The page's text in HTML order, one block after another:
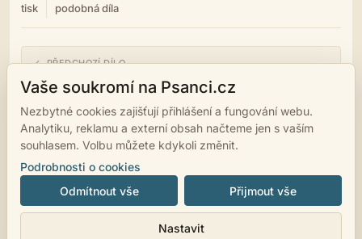
tisk podobná díla
← PŘEDCHOZÍ DÍLO
Noc mně dobře známa.
NÁSLEDUJÍCÍ DÍLO →
Nastavení cookies
Vaše soukromí na Psanci.cz
Nezbytné cookies zajišťují přihlášení a fungování webu.
Analytiku, reklamu a externí obsah načteme jen s vaším
souhlasem. Volbu můžete kdykoli změnit.
Podrobnosti o cookies
Odmítnout vše
Nastavit
Přijmout vše